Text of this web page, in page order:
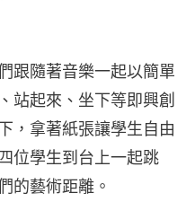
跟隨著音樂一起以簡單
站起來、坐下等即興創
，拿著紙張讓學生自由
位學生到台上一起跳
的藝術距離。